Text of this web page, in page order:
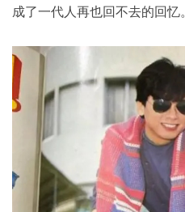
成了一代人再也回不去的回忆。